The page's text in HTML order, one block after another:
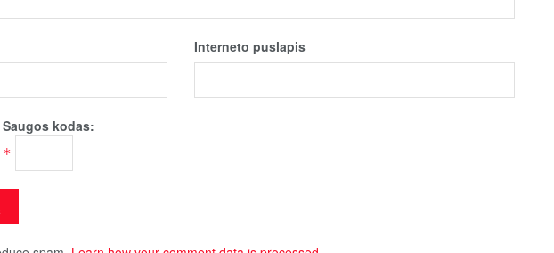
Interneto puslapis
Saugos kodas:
*